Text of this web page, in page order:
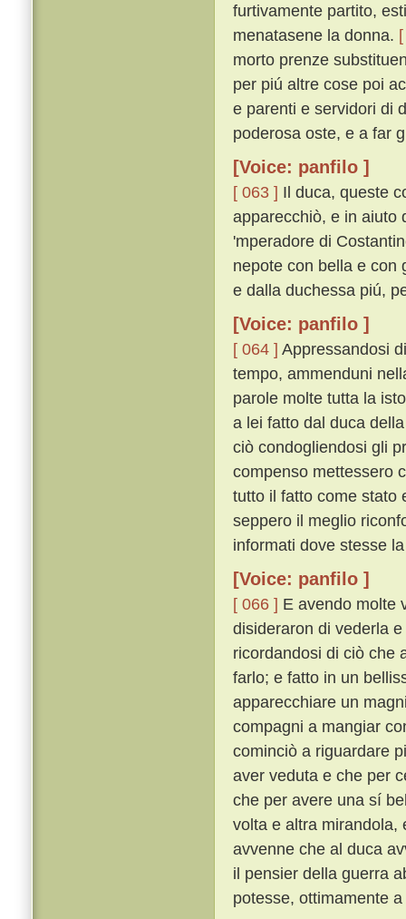
furtivamente partito,
menatasene la donna.
morto prenze
per piú altre cose poi
e parenti e servidori di
poderosa oste, e a far
[Voice: panfilo ]
[ 063 ] Il duca, queste
apparecchiò, e in aiuto
'mperadore di
nepote con bella e con
e dalla duchessa piú,
[Voice: panfilo ]
[ 064 ] Appressandosi
tempo, ammenduni
parole molte tutta la
a lei fatto dal duca
ciò condogliendosi gli
compenso mettessero
tutto il fatto come stato
seppero il meglio
informati dove stesse
[Voice: panfilo ]
[ 066 ] E avendo molte
disideraron di vederla
ricordandosi di ciò che
farlo; e fatto in un
apparecchiare un
compagni a mangiar
cominciò a riguardare
aver veduta e che per
che per avere una sí
volta e altra mirandola,
avvenne che al duca
il pensier della guerra
potesse, ottimamente